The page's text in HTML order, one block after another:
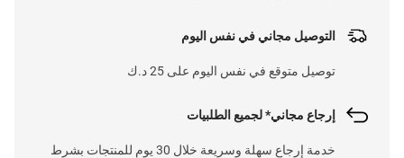
التوصيل مجاني في نفس اليوم
توصيل متوقع في نفس اليوم على 25 د.ك
إرجاع مجاني* لجميع الطلبيات
خدمة إرجاع سهلة وسريعة خلال 30 يوم للمنتجات بشرط